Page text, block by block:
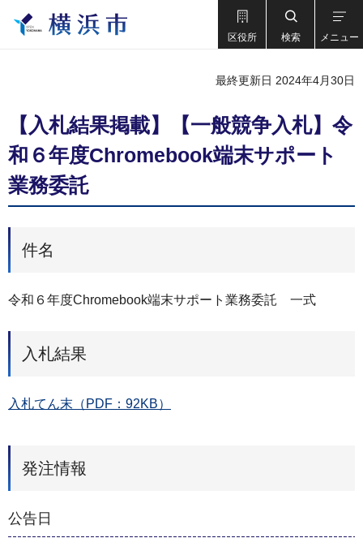
区役所 検索 メニュー
最終更新日 2024年4月30日
【入札結果掲載】【一般競争入札】令
和６年度Chromebook端末サポート
業務委託
件名
令和６年度Chromebook端末サポート業務委託 一式
入札結果
入札てん末（PDF：92KB）
発注情報
公告日